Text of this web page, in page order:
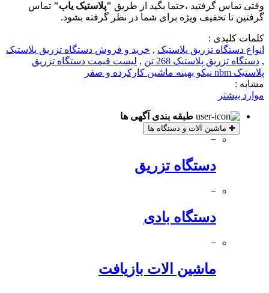
وقتی تماس گرفتید ،حتما بگید از طریق "پلاستیک یاب" تماس
گرفتین تا تخفیف ویژه برای شما در نظر گرفته بشود.
کلمات کلیدی :
انواع دستگاه تزریق پلاستیک , خرید و فروش دستگاه تزریق پلاستیک
, دستگاه تزریق پلاستیک 268 تن , لیست قیمت دستگاه تزریق
پلاستیک nbm نیکو بهینه ماشین کارکرده و صفر
مشابه :
موارد بیشتر
طبقه بندی آگهی ها
✚ ماشین آلات و دستگاه ها
−
دستگاه تزریق
−
دستگاه بادی
−
ماشین الات بازیافت